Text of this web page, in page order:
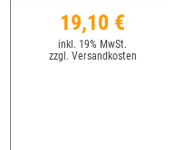
19,10 €
inkl. 19% MwSt.
zzgl. Versandkosten